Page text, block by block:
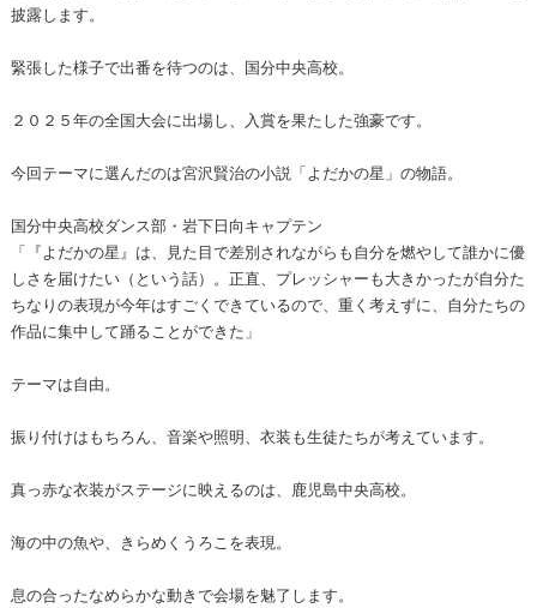
披露します。
緊張した様子で出番を待つのは、国分中央高校。
２０２５年の全国大会に出場し、入賞を果たした強豪です。
今回テーマに選んだのは宮沢賢治の小説「よだかの星」の物語。
国分中央高校ダンス部・岩下日向キャプテン
「『よだかの星』は、見た目で差別されながらも自分を燃やして誰かに優
しさを届けたい（という話）。正直、プレッシャーも大きかったが自分た
ちなりの表現が今年はすごくできているので、重く考えずに、自分たちの
作品に集中して踊ることができた」
テーマは自由。
振り付けはもちろん、音楽や照明、衣装も生徒たちが考えています。
真っ赤な衣装がステージに映えるのは、鹿児島中央高校。
海の中の魚や、きらめくうろこを表現。
息の合ったなめらかな動きで会場を魅了します。